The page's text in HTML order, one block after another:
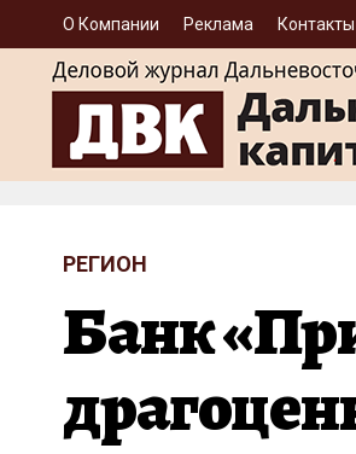
О Компании Реклама Контакты
РЕГИОН
Банк